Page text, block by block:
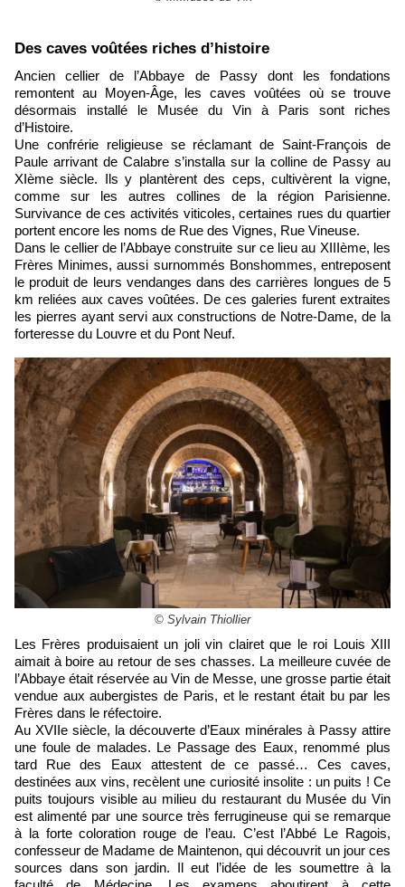
​Des caves voûtées riches d’histoire
Ancien cellier de l’Abbaye de Passy dont les fondations
remontent au Moyen-Âge, les caves voûtées où se trouve
désormais installé le Musée du Vin à Paris sont riches
d’Histoire.
Une confrérie religieuse se réclamant de Saint-François de
Paule arrivant de Calabre s’installa sur la colline de Passy au
XIème siècle. Ils y plantèrent des ceps, cultivèrent la vigne,
comme sur les autres collines de la région Parisienne.
Survivance de ces activités viticoles, certaines rues du quartier
portent encore les noms de Rue des Vignes, Rue Vineuse.
Dans le cellier de l’Abbaye construite sur ce lieu au XIIIème, les
Frères Minimes, aussi surnommés Bonshommes, entreposent
le produit de leurs vendanges dans des carrières longues de 5
km reliées aux caves voûtées. De ces galeries furent extraites
les pierres ayant servi aux constructions de Notre-Dame, de la
forteresse du Louvre et du Pont Neuf.
© Sylvain Thiollier
Les Frères produisaient un joli vin clairet que le roi Louis XIII
aimait à boire au retour de ses chasses. La meilleure cuvée de
l’Abbaye était réservée au Vin de Messe, une grosse partie était
vendue aux aubergistes de Paris, et le restant était bu par les
Frères dans le réfectoire.
Au XVIIe siècle, la découverte d’Eaux minérales à Passy attire
une foule de malades. Le Passage des Eaux, renommé plus
tard Rue des Eaux attestent de ce passé… Ces caves,
destinées aux vins, recèlent une curiosité insolite : un puits ! Ce
puits toujours visible au milieu du restaurant du Musée du Vin
est alimenté par une source très ferrugineuse qui se remarque
à la forte coloration rouge de l’eau. C’est l’Abbé Le Ragois,
confesseur de Madame de Maintenon, qui découvrit un jour ces
sources dans son jardin. Il eut l’idée de les soumettre à la